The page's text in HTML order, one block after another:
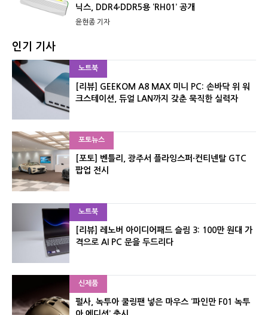
닉스, DDR4·DDR5용 ‘RH01’ 공개
윤현종 기자
인기 기사
노트북
[리뷰] GEEKOM A8 MAX 미니 PC: 손바닥 위 워
크스테이션, 듀얼 LAN까지 갖춘 묵직한 실력자
포토뉴스
[포토] 벤틀리, 광주서 플라잉스퍼·컨티넨탈 GTC
팝업 전시
노트북
[리뷰] 레노버 아이디어패드 슬림 3: 100만 원대 가
격으로 AI PC 문을 두드리다
신제품
펄사, 녹투아 쿨링팬 넣은 마우스 ‘파인만 F01 녹투